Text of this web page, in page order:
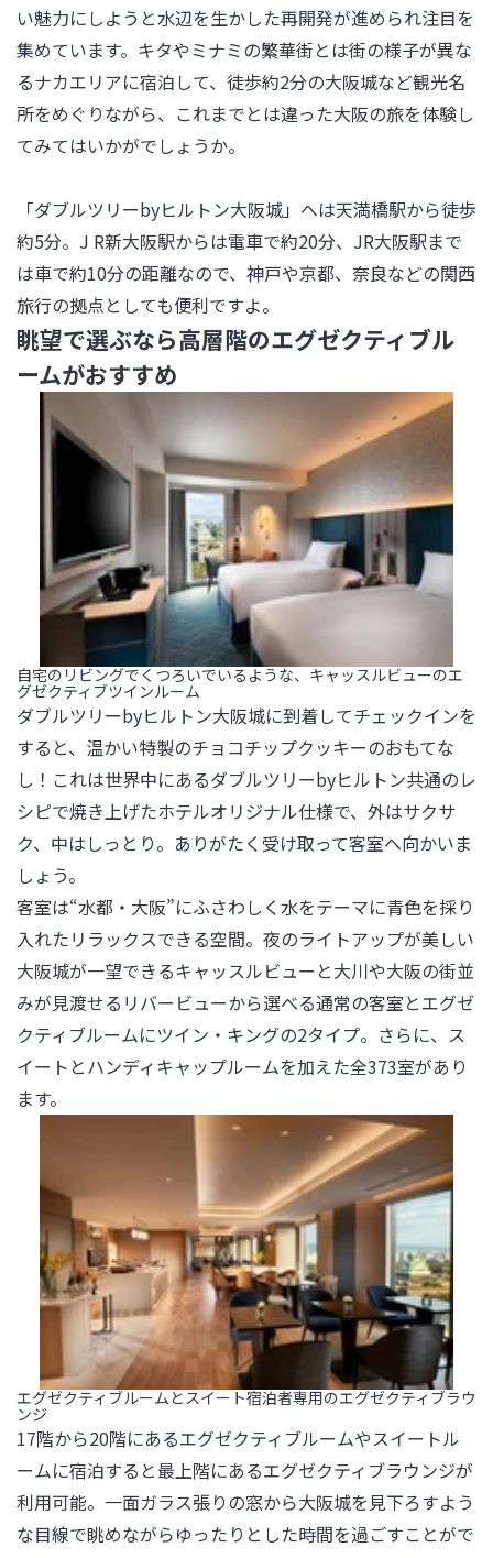
い魅力にしようと水辺を生かした再開発が進められ注目を
集めています。キタやミナミの繁華街とは街の様子が異な
るナカエリアに宿泊して、徒歩約2分の大阪城など観光名
所をめぐりながら、これまでとは違った大阪の旅を体験し
てみてはいかがでしょうか。
「ダブルツリーbyヒルトン大阪城」へは天満橋駅から徒歩
約5分。J R新大阪駅からは電車で約20分、JR大阪駅まで
は車で約10分の距離なので、神戸や京都、奈良などの関西
旅行の拠点としても便利ですよ。
眺望で選ぶなら高層階のエグゼクティブル
ームがおすすめ
自宅のリビングでくつろいでいるような、キャッスルビューのエ
グゼクティブツインルーム
ダブルツリーbyヒルトン大阪城に到着してチェックインを
すると、温かい特製のチョコチップクッキーのおもてな
し！これは世界中にあるダブルツリーbyヒルトン共通のレ
シピで焼き上げたホテルオリジナル仕様で、外はサクサ
ク、中はしっとり。ありがたく受け取って客室へ向かいま
しょう。
客室は“水都・大阪”にふさわしく水をテーマに青色を採り
入れたリラックスできる空間。夜のライトアップが美しい
大阪城が一望できるキャッスルビューと大川や大阪の街並
みが見渡せるリバービューから選べる通常の客室とエグゼ
クティブルームにツイン・キングの2タイプ。さらに、ス
イートとハンディキャップルームを加えた全373室があり
ます。
エグゼクティブルームとスイート宿泊者専用のエグゼクティブラウ
ンジ
17階から20階にあるエグゼクティブルームやスイートル
ームに宿泊すると最上階にあるエグゼクティブラウンジが
利用可能。一面ガラス張りの窓から大阪城を見下ろすよう
な目線で眺めながらゆったりとした時間を過ごすことがで